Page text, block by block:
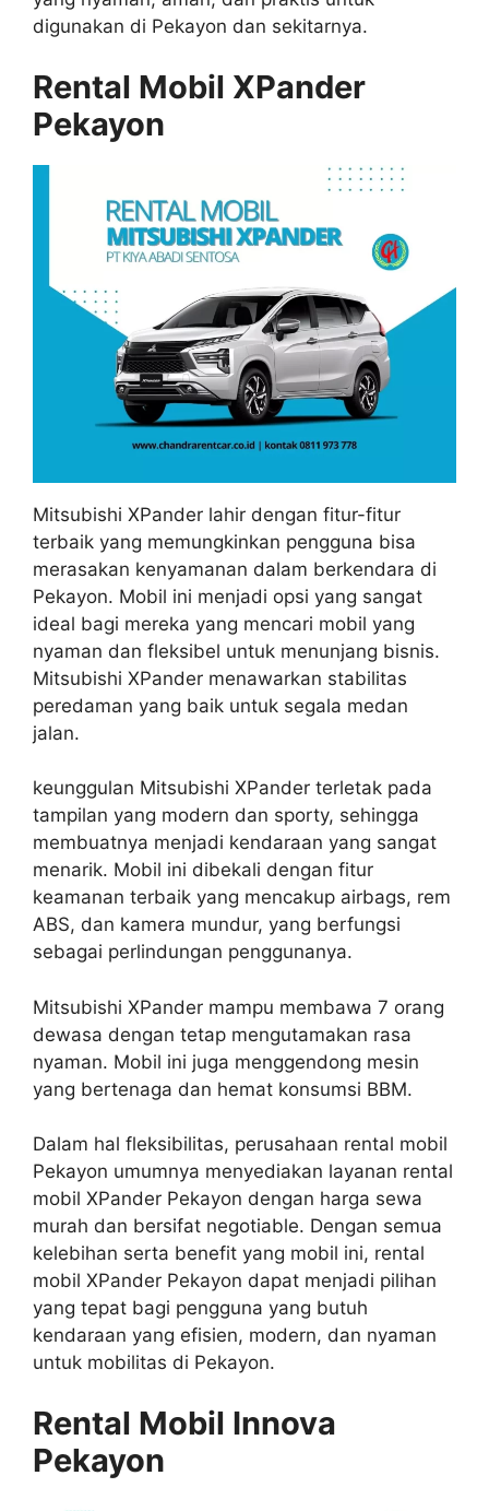
digunakan di Pekayon dan sekitarnya.
Rental Mobil XPander
Pekayon
Mitsubishi XPander lahir dengan fitur-fitur
terbaik yang memungkinkan pengguna bisa
merasakan kenyamanan dalam berkendara di
Pekayon. Mobil ini menjadi opsi yang sangat
ideal bagi mereka yang mencari mobil yang
nyaman dan fleksibel untuk menunjang bisnis.
Mitsubishi XPander menawarkan stabilitas
peredaman yang baik untuk segala medan
jalan.
keunggulan Mitsubishi XPander terletak pada
tampilan yang modern dan sporty, sehingga
membuatnya menjadi kendaraan yang sangat
menarik. Mobil ini dibekali dengan fitur
keamanan terbaik yang mencakup airbags, rem
ABS, dan kamera mundur, yang berfungsi
sebagai perlindungan penggunanya.
Mitsubishi XPander mampu membawa 7 orang
dewasa dengan tetap mengutamakan rasa
nyaman. Mobil ini juga menggendong mesin
yang bertenaga dan hemat konsumsi BBM.
Dalam hal fleksibilitas, perusahaan rental mobil
Pekayon umumnya menyediakan layanan rental
mobil XPander Pekayon dengan harga sewa
murah dan bersifat negotiable. Dengan semua
kelebihan serta benefit yang mobil ini, rental
mobil XPander Pekayon dapat menjadi pilihan
yang tepat bagi pengguna yang butuh
kendaraan yang efisien, modern, dan nyaman
untuk mobilitas di Pekayon.
Rental Mobil Innova
Pekayon